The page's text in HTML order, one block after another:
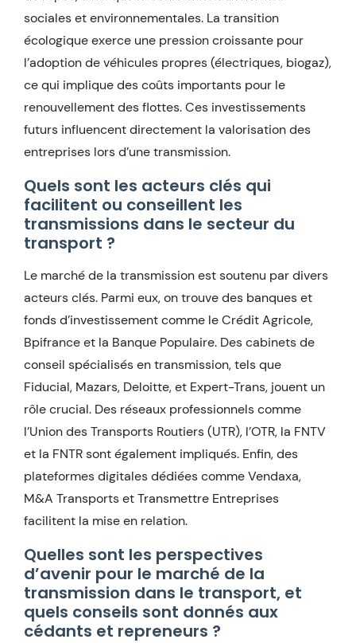
sociales et environnementales. La transition
écologique exerce une pression croissante pour
l’adoption de véhicules propres (électriques, biogaz),
ce qui implique des coûts importants pour le
renouvellement des flottes. Ces investissements
futurs influencent directement la valorisation des
entreprises lors d’une transmission.
Quels sont les acteurs clés qui
facilitent ou conseillent les
transmissions dans le secteur du
transport ?
Le marché de la transmission est soutenu par divers
acteurs clés. Parmi eux, on trouve des banques et
fonds d’investissement comme le Crédit Agricole,
Bpifrance et la Banque Populaire. Des cabinets de
conseil spécialisés en transmission, tels que
Fiducial, Mazars, Deloitte, et Expert-Trans, jouent un
rôle crucial. Des réseaux professionnels comme
l’Union des Transports Routiers (UTR), l’OTR, la FNTV
et la FNTR sont également impliqués. Enfin, des
plateformes digitales dédiées comme Vendaxa,
M&A Transports et Transmettre Entreprises
facilitent la mise en relation.
Quelles sont les perspectives
d’avenir pour le marché de la
transmission dans le transport, et
quels conseils sont donnés aux
cédants et repreneurs ?